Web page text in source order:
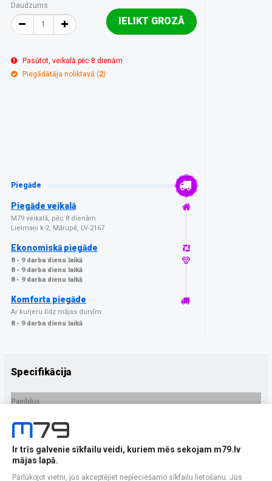
Daudzums
IELIKT GROZĀ
Pasūtot, veikalā pēc 8 dienām
Piegādātāja noliktavā (2)
Piegāde
Piegāde veikalā
M79 veikalā, pēc 8 dienām
Lielmaņi k-2, Mārupē, LV-2167
Ekonomiskā piegāde
8 - 9 darba dienu laikā
8 - 9 darba dienu laikā
8 - 9 darba dienu laikā
Komforta piegāde
Ar kurjeru līdz mājas durvīm:
8 - 9 darba dienu laikā
Specifikācija
Papildus
Ražotājs
PRECES APRAKSTS
EAN - 4896238001058
Ir trīs galvenie sīkfailu veidi, kuriem mēs sekojam m79.lv
mājas lapā.
Pārlūkojot vietni, jūs akceptējiet nepieciešamo sīkfailu lietošanu. Jūs